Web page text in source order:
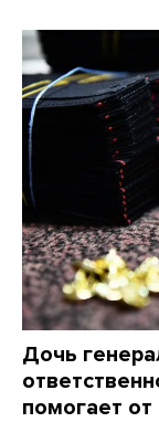
Дочь
помогает от